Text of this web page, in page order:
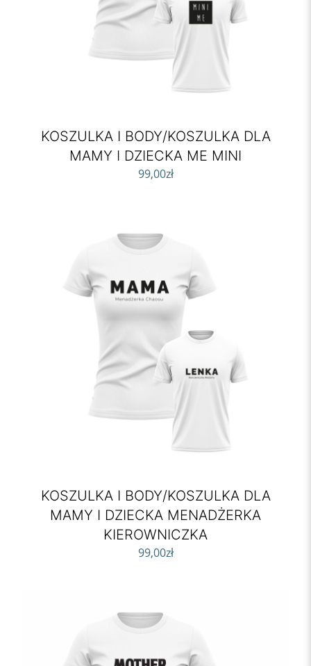
KOSZULKA I BODY/KOSZULKA DLA
MAMY I DZIECKA ME MINI
99,00zł
KOSZULKA I BODY/KOSZULKA DLA
MAMY I DZIECKA MENADŻERKA
KIEROWNICZKA
99,00zł